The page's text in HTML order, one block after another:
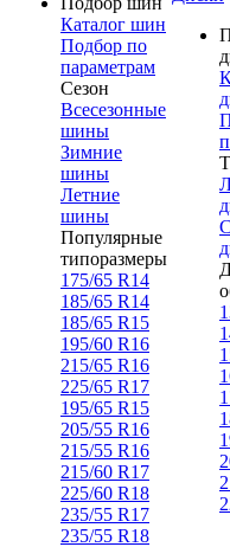
Каталог шин
Подбор по
параметрам
Сезон
Всесезонные
шины
Зимние
шины
Летние
шины
Популярные
типоразмеры
175/65 R14
185/65 R14
185/65 R15
195/60 R16
215/65 R16
225/65 R17
195/65 R15
205/55 R16
215/55 R16
215/60 R17
225/60 R18
235/55 R17
235/55 R18